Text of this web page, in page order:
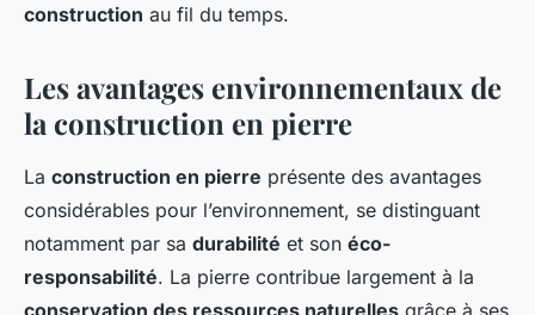
construction au fil du temps.
Les avantages environnementaux de
la construction en pierre
La construction en pierre présente des avantages
considérables pour l’environnement, se distinguant
notamment par sa durabilité et son éco-
responsabilité. La pierre contribue largement à la
conservation des ressources naturelles grâce à ses